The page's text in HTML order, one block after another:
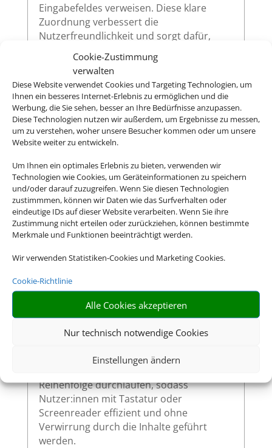
Cookie-Zustimmung
verwalten
Diese Website verwendet Cookies und Targeting Technologien, um
Ihnen ein besseres Internet-Erlebnis zu ermöglichen und die
Werbung, die Sie sehen, besser an Ihre Bedürfnisse anzupassen.
Diese Technologien nutzen wir außerdem, um Ergebnisse zu messen,
um zu verstehen, woher unsere Besucher kommen oder um unsere
Website weiter zu entwickeln.
Um Ihnen ein optimales Erlebnis zu bieten, verwenden wir
Technologien wie Cookies, um Geräteinformationen zu speichern
und/oder darauf zuzugreifen. Wenn Sie diesen Technologien
zustimmmen, können wir Daten wie das Surfverhalten oder
eindeutige IDs auf dieser Website verarbeiten. Wenn Sie ihre
Zustimmung nicht erteilen oder zurückziehen, können bestimmte
Merkmale und Funktionen beeinträchtigt werden.
Wir verwenden Statistiken-Cookies und Marketing Cookies.
Cookie-Richtlinie
Alle Cookies akzeptieren
Nur technisch notwendige Cookies
Einstellungen ändern
Eingabefeldes verweisen. Diese klare
Zuordnung verbessert die
Nutzerfreundlichkeit und sorgt dafür,
dass assistive Technologien wie
Screenreader die Beschriftungen korrekt
vorlesen.
Sichtbarer Fokus
Website – wie Links, Buttons oder
Formularfelder – zeigen klar sichtbar an,
wenn sie per Tastatur ausgewählt werden.
So ermöglichen wir eine vollständige
Bedienung auch ohne Maus.
Sinnvolle Fokusreihenfolge bei
Tastaturnutzung
Die Fokusreihenfolge auf unserer Website
ist logisch und entspricht dem visuellen
Aufbau der Seite. Beim Navigieren mit der
Tabulatortaste werden interaktive
Reihenfolge durchlaufen, sodass
Nutzer:innen mit Tastatur oder
Screenreader effizient und ohne
Verwirrung durch die Inhalte geführt
werden.